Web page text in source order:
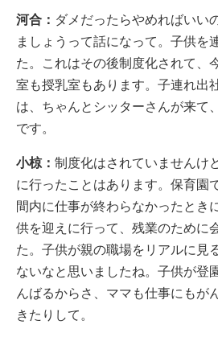
河合： ダメだったらやめればいい
ましょうって話になって。子供を
た。これはその後制度化されて、
室も授乳室もあります。子連れ出
は、ちゃんとシッターさんが来て
です。
小椋： 制度化はされていませんけ
に行ったことはあります。保育園
間内に仕事が終わらなかったとき
供を迎えに行って、残業のために
た。子供が親の職場をリアルに見
ないなと思いましたね。子供が登
んばるからさ、ママも仕事にもが
きたりして。